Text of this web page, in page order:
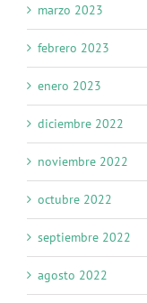
marzo 2023
febrero 2023
enero 2023
diciembre 2022
noviembre 2022
octubre 2022
septiembre 2022
agosto 2022